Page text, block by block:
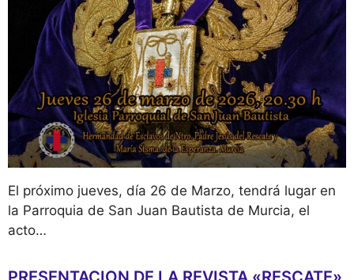
El próximo jueves, día 26 de Marzo, tendrá lugar en
la Parroquia de San Juan Bautista de Murcia, el
acto…